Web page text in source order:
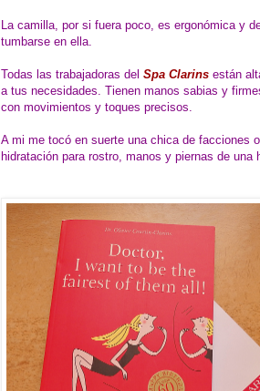
La camilla, por si fuera poco, es ergonómica y
tumbarse en ella.
Todas las trabajadoras del Spa Clarins están
a tus necesidades. Tienen manos sabias y
con movimientos y toques precisos.
A mi me tocó en suerte una chica de facciones
hidratación para rostro, manos y piernas de una